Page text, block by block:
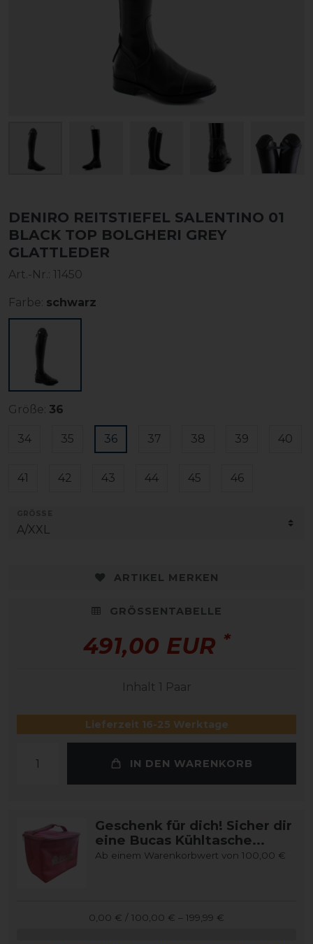
DENIRO REITSTIEFEL SALENTINO 01
BLACK TOP BOLGHERI GREY
GLATTLEDER
Art.-Nr.: 11450
Farbe: schwarz
Größe: 36
34 35 36 37 38 39 40
41 42 43 44 45 46
ARTIKEL MERKEN
GRÖSSENTABELLE
491,00 EUR *
Inhalt 1 Paar
Lieferzeit 16-25 Werktage
IN DEN WARENKORB
Geschenk für dich! Sicher dir
eine Bucas Kühltasche...
Ab einem Warenkorbwert von 100,00 €
0,00 € / 100,00 € – 199,99 €